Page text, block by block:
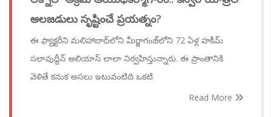
అలజడులు సృష్టించే ప్రయత్నం?
ఈ ఫ్యాక్టరీని మలిహాబాద్‌లోని మీర్జాగంజ్‌లోని 72 ఏళ్ల హకీమ్
సలావుద్దీన్ అలియాస్ లాలా నిర్వహిస్తున్నారు. ఈ ప్రాంతానికి
వెళితే కనుక అసలు ఇటువంటిది ఒకటి
Read More